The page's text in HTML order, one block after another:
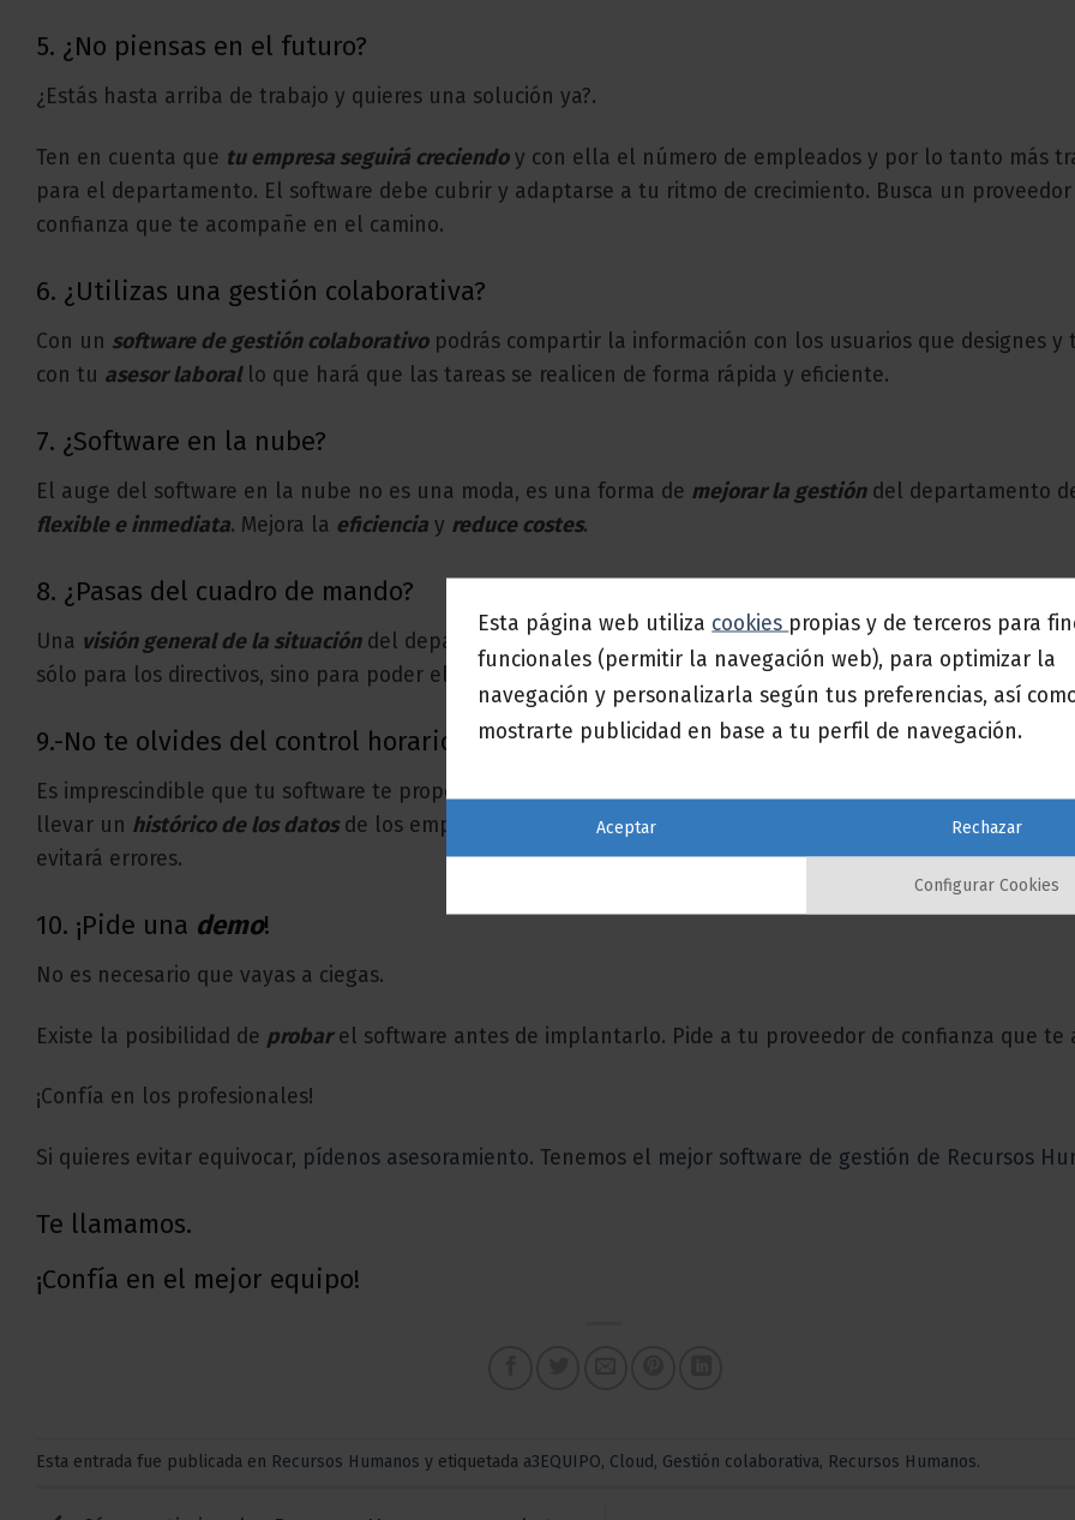
5. ¿No piensas en el futuro?
¿Estás hasta arriba de trabajo y quieres una solución ya?.
Ten en cuenta que tu empresa seguirá creciendoy con ella el número de empleados y por lo tanto más
para el departamento. El software debe cubrir y adaptarse a tu ritmo de crecimiento. Busca un proveedor
confianza que te acompañe en el camino.
6. ¿Utilizas una gestión colaborativa?
Con un software de gestión colaborativopodrás compartir la información con los usuarios que designes y
con tu asesor laborallo que hará que las tareas se realicen de forma rápida y eficiente.
7. ¿Software en la nube?
El auge del software en la nube no es una moda, es una forma de mejorar la gestióndel departamento
flexible e inmediata. Mejora la eficiencia y reduce costes.
8. ¿Pasas del cuadro de mando?
Una visión general de la situacióndel departamento y su relación con las demás áreas de la empresa es
sólo para los directivos, sino para poder elaborar y comprender los
informes que te soliciten.
9.-No te olvides del control horario.
Es imprescindible que tu software te proporcione una herramienta de
llevar un histórico de los datosde los empleados, los horarios, las vacaciones, etc. Mejorarás la
evitará errores.
10. ¡Pide una demo!
No es necesario que vayas a ciegas.
Existe la posibilidad de probarel software antes de implantarlo. Pide a tu proveedor de confianza que te
¡Confía en los profesionales!
Si quieres evitar equivocar, pídenos asesoramiento. Tenemos el mejor software de gestión de Recursos
Te llamamos.
¡Confía en el mejor equipo!
Esta entrada fue publicada en Recursos Humanos y etiquetada a3EQUIPO, Cloud, Gestión colaborativa, Recursos Humanos.
Esta página web utiliza cookies propias y de terceros para
funcionales (permitir la navegación web), para optimizar la
navegación y personalizarla según tus preferencias, así
mostrarte publicidad en base a tu perfil de navegación.
Aceptar Rechazar
Configurar Cookies